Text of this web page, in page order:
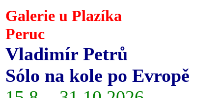
Galerie u Plazíka
Peruc
Vladimír Petrů
Sólo na kole po Evropě